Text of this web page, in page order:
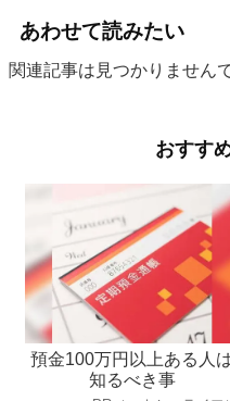
あわせて読みたい
関連記事は見つかりません
おすす
預金100万円以上ある人
知るべき事